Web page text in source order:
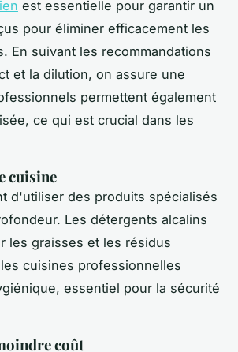
est essentielle pour garantir un
pour éliminer efficacement les
En suivant les recommandations
et la dilution, on assure une
permettent également
ce qui est crucial dans les
cuisine
d'utiliser des produits spécialisés
Les détergents alcalins
les graisses et les résidus
cuisines professionnelles
essentiel pour la sécurité
coût